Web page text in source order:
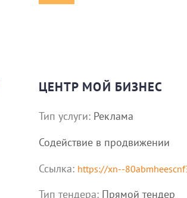
ЦЕНТР МОЙ БИЗНЕС
Тип услуги: Реклама
Содействие в продвижении
Ссылка: https://xn--
Тип тендера: Прямой тендер